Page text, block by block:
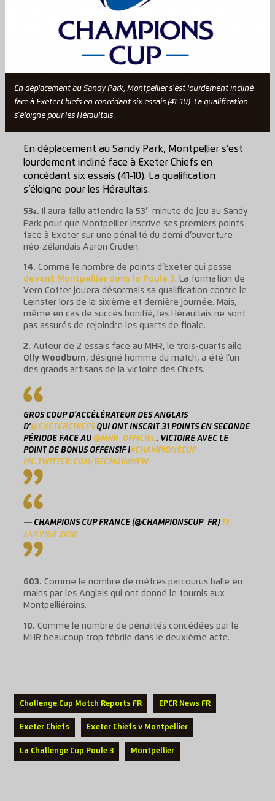
En déplacement au Sandy Park, Montpellier s'est lourdement incliné
face à Exeter Chiefs en concédant six essais (41-10). La qualification
s'éloigne pour les Héraultais.
En déplacement au Sandy Park, Montpellier s’est
lourdement incliné face à Exeter Chiefs en
concédant six essais (41-10). La qualification
s’éloigne pour les Héraultais.
53e . Il aura fallu attendre la 53e minute de jeu au Sandy
Park pour que Montpellier inscrive ses premiers points
face à Exeter sur une pénalité du demi d’ouverture
néo-zélandais Aaron Cruden.
14. Comme le nombre de points d’Exeter qui passe
devant Montpellier dans la Poule 3. La formation de
Vern Cotter jouera désormais sa qualification contre le
Leinster lors de la sixième et dernière journée. Mais,
même en cas de succès bonifié, les Héraultais ne sont
pas assurés de rejoindre les quarts de finale.
2. Auteur de 2 essais face au MHR, le trois-quarts aile
Olly Woodburn, désigné homme du match, a été l’un
des grands artisans de la victoire des Chiefs.
GROS COUP D'ACCÉLÉRATEUR DES ANGLAIS
D'@EXETERCHIEFSQUI ONT INSCRIT 31 POINTS EN SECONDE
PÉRIODE FACE AU @MHR_OFFICIEL. VICTOIRE AVEC LE
POINT DE BONUS OFFENSIF !#CHAMPIONSCUP
PIC.TWITTER.COM/BFCM01MMFW
— CHAMPIONS CUP FRANCE (@CHAMPIONSCUP_FR) 13
JANVIER 2018
603. Comme le nombre de mètres parcourus balle en
mains par les Anglais qui ont donné le tournis aux
Montpelliérains.
10. Comme le nombre de pénalités concédées par le
MHR beaucoup trop fébrile dans le deuxième acte.
Challenge Cup Match Reports FR EPCR News FR
Exeter Chiefs Exeter Chiefs v Montpellier
La Challenge Cup Poule 3 Montpellier